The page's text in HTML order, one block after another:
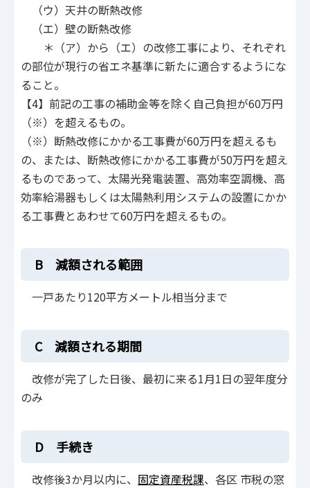
（ウ）天井の断熱改修
（エ）壁の断熱改修
＊（ア）から（エ）の改修工事により、それぞれ
の部位が現行の省エネ基準に新たに適合するようにな
ること。
【4】前記の工事の補助金等を除く自己負担が60万円
（※）を超えるもの。
（※）断熱改修にかかる工事費が60万円を超えるも
の、または、断熱改修にかかる工事費が50万円を超え
るものであって、太陽光発電装置、高効率空調機、高
効率給湯器もしくは太陽熱利用システムの設置にかか
る工事費とあわせて60万円を超えるもの。
B 減額される範囲
一戸あたり120平方メートル相当分まで
C 減額される期間
改修が完了した日後、最初に来る1月1日の翌年度分
のみ
D 手続き
改修後3か月以内に、 固定資産税課、各区 市税の窓